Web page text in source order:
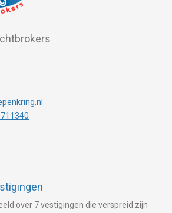
over 7 vestigingen die verspreid zijn